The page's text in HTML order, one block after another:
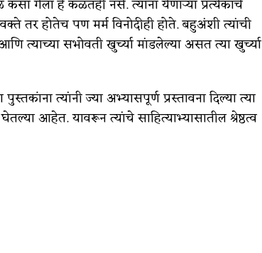
कसा गेला हे कळतही नसे. त्यांना येणाऱ्या प्रत्येकाचे
तर होतेच पण मर्म विनोदीही होते. बहुअंशी त्यांची
त्याच्या सभोवती खुर्च्या मांडलेल्या असत त्या खुर्च्या
त्यांनी ज्या अभ्यासपूर्ण प्रस्तावना दिल्या त्या
आहेत. यावरून त्यांचे साहित्याभ्यासातील श्रेष्ठत्व